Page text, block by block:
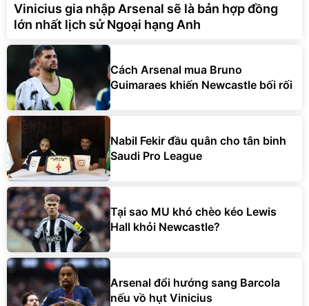
Vinicius gia nhập Arsenal sẽ là bản hợp đồng
lớn nhất lịch sử Ngoại hạng Anh
Cách Arsenal mua Bruno
Guimaraes khiến Newcastle bối rối
Nabil Fekir đầu quân cho tân binh
Saudi Pro League
Tại sao MU khó chèo kéo Lewis
Hall khỏi Newcastle?
Arsenal đổi hướng sang Barcola
nếu vồ hụt Vinicius